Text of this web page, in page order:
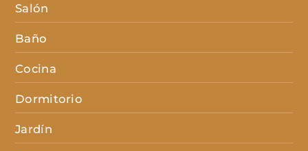
Salón
Baño
Cocina
Dormitorio
Jardín